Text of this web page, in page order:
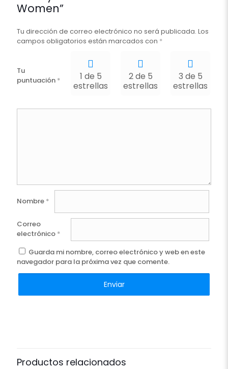
Women”
Tu dirección de correo electrónico no será publicada. Los
campos obligatorios están marcados con *
Tu
puntuación *
1 de 5
estrellas
2 de 5
estrellas
3 de 5
estrellas
Nombre *
Correo
electrónico *
Guarda mi nombre, correo electrónico y web en este
navegador para la próxima vez que comente.
Productos relacionados